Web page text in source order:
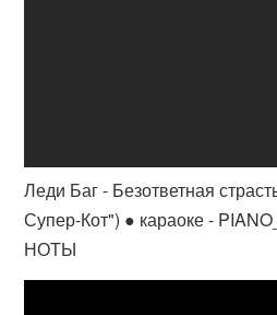
Леди Баг - Безответная
Супер-Кот") ● караоке -
НОТЫ